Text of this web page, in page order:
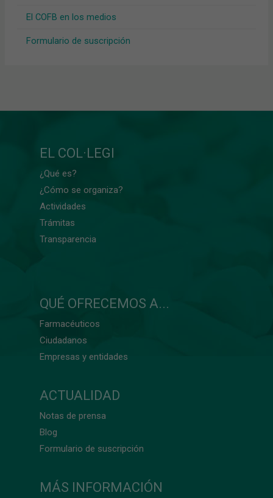
El COFB en los medios
Formulario de suscripción
EL COL·LEGI
¿Qué es?
¿Cómo se organiza?
Actividades
Trámitas
Transparencia
QUÉ OFRECEMOS A...
Farmacéuticos
Ciudadanos
Empresas y entidades
ACTUALIDAD
Notas de prensa
Blog
Formulario de suscripción
MÁS INFORMACIÓN